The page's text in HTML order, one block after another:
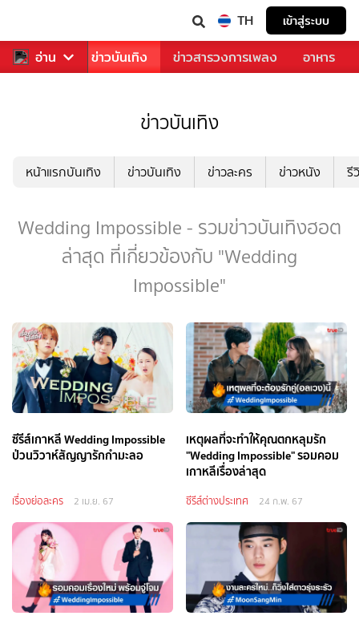
TH เข้าสู่ระบบ
อ่าน
ฬา ข่าว ข่าวบันเทิง ข่าวสารวงการเพลง อาหาร
ข่าวบันเทิง
หน้าแรกบันเทิง ข่าวบันเทิง ข่าวละคร ข่าวหนัง รี
Wedding Impossible - รวมข่าวบันเทิงฮอต
ล่าสุด ที่เกี่ยวข้องกับ "Wedding
Impossible"
ซีรีส์เกาหลี Wedding Impossible
ป่วนวิวาห์สัญญารักกำมะลอ
เรื่องย่อละคร 2 เม.ย. 67
เหตุผลที่จะทำให้คุณตกหลุมรัก
"Wedding Impossible" รอมคอม
เกาหลีเรื่องล่าสุด
ซีรีส์ต่างประเทศ 24 ก.พ. 67